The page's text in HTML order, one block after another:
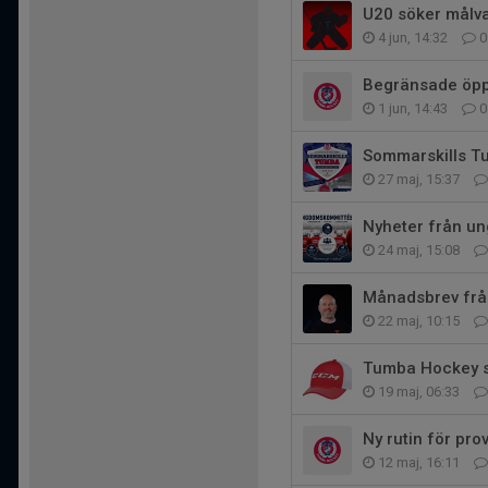
U20 söker
4 jun, 14:32 0
Begränsade
1 jun, 14:43 0
Sommarskills
27 maj, 15:37
Nyheter från
24 maj, 15:08
Månadsbrev
22 maj, 10:15
Tumba Hockey
19 maj, 06:33
Ny rutin för
12 maj, 16:11